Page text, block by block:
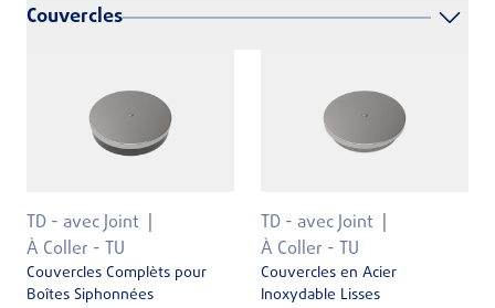
Couvercles
TD - avec Joint
À Coller - TU
Couvercles Complèts pour
Boîtes Siphonnées
TD - avec Joint
À Coller - TU
Couvercles en Acier
Inoxydable Lisses